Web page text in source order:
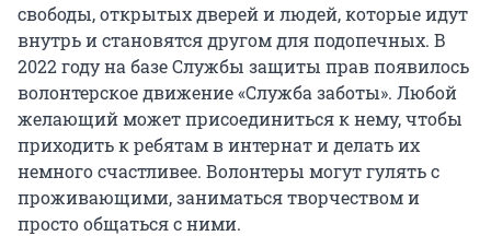
свободы, открытых дверей и людей, которые идут
внутрь и становятся другом для подопечных. В
2022 году на базе Службы защиты прав появилось
волонтерское движение «Служба заботы». Любой
желающий может присоединиться к нему, чтобы
приходить к ребятам в интернат и делать их
немного счастливее. Волонтеры могут гулять с
проживающими, заниматься творчеством и
просто общаться с ними.